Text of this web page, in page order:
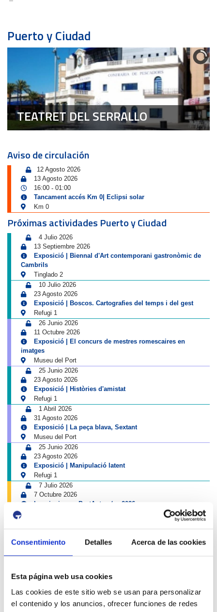
Consentimiento Detalles Acerca de las cookies
Esta página web usa cookies
Las cookies de este sitio web se usan para personalizar
el contenido y los anuncios, ofrecer funciones de redes
Puerto y Ciudad
TEATRET DEL SERRALLO
Aviso de circulación
12 Agosto 2026
13 Agosto 2026
16:00 - 01:00
Tancament accés Km 0| Eclipsi solar
Km 0
Próximas actividades Puerto y Ciudad
4 Julio 2026
13 Septiembre 2026
Exposició | Biennal d'Art contemporani gastronòmic de
Cambrils
Tinglado 2
10 Julio 2026
23 Agosto 2026
Exposició | Boscos. Cartografies del temps i del gest
Refugi 1
26 Junio 2026
11 Octubre 2026
Exposició | El concurs de mestres romescaires en
imatges
Museu del Port
25 Junio 2026
23 Agosto 2026
Exposició | Històries d'amistat
Refugi 1
1 Abril 2026
31 Agosto 2026
Exposició | La peça blava, Sextant
Museu del Port
25 Junio 2026
23 Agosto 2026
Exposició | Manipulació latent
Refugi 1
7 Julio 2026
7 Octubre 2026
Inscripcions a PortAutors/es 2026